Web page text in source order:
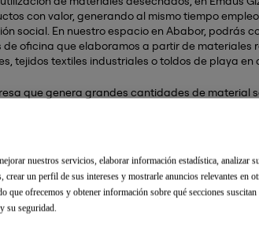
con valor, generando al mismo tiempo
social. En nuestro espacio en Ababor, podrás
de oficina que elaboramos a partir de materiales
tejidos textiles industriales o toldos de playa en
que genera grandes cantidades de material
Gizarte Fundazioa es tu solución. Te
o personalizar tu propio producto con el material
medida, incorporando tu logotipo y etiquetas,
una forma sostenible y responsable, mientras
contado con Emaus Gizarte Fundazia para la
feria, utilizando mobiliario reutilizado procedente
nuestro compromiso por fomentar la economía
nuestros servicios, elaborar información estadística, analizar
un perfil de sus intereses y mostrarle anuncios relevantes en
que ofrecemos y obtener información sobre qué secciones suscitan
su seguridad.